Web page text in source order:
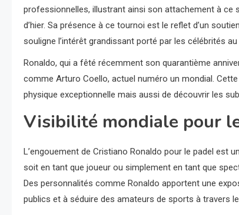
professionnelles, illustrant ainsi son attachement à ce
d’hier. Sa présence à ce tournoi est le reflet d’un
souligne l’intérêt grandissant porté par les célébrités au
Ronaldo, qui a fêté récemment son quarantième
comme Arturo Coello, actuel numéro un mondial.
physique exceptionnelle mais aussi de découvrir les
Visibilité mondiale pour
L’engouement de Cristiano Ronaldo pour le padel est
soit en tant que joueur ou simplement en tant que
Des personnalités comme Ronaldo apportent une
publics et à séduire des amateurs de sports à travers